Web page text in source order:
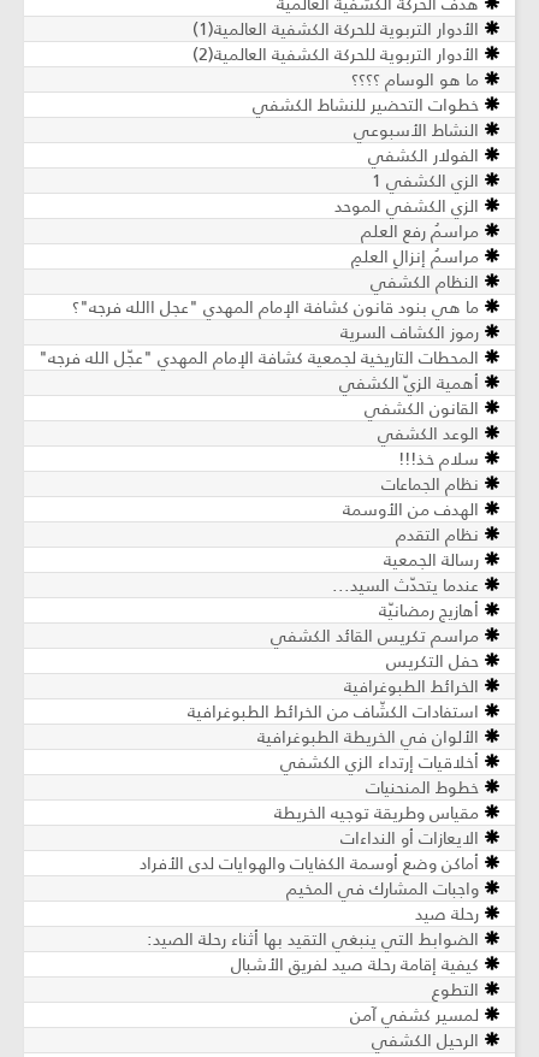
الأدوار التربوية للحركة الكشفية العالمية(1)
الأدوار التربوية للحركة الكشفية العالمية(2)
ما هو الوسام ؟؟؟؟
خطوات التحضير للنشاط الكشفي
النشاط الأسبوعي
الفولار الكشفي
الزي الكشفي 1
الزي الكشفي الموحد
مراسمُ رفعِ العلم
مراسمُ إنزالِ العلمِ
النظام الكشفي
ما هي بنود قانون كشافة الإمام المهدي "عجل االله فرجه"؟
رموز الكشاف السرية
المحطات التاريخية لجمعية كشافة الإمام المهدي "عجّل الله فرجه"
أهمية الزيّ الكشفي
القانون الكشفي
الوعد الكشفي
سلام خذ!!!
نظام الجماعات
الهدف من الأوسمة
نظام التقدم
رسالة الجمعية
عندما يتحدّث السيد...
أهازيج رمضانيّة
مراسم تكريس القائد الكشفي
حفل التكريس
الخرائط الطبوغرافية
استفادات الكشّاف من الخرائط الطبوغرافية
الألوان في الخريطة الطبوغرافية
أخلاقيات إرتداء الزي الكشفي
خطوط المنحنيات
مقياس وطريقة توجيه الخريطة
الايعازات أو النداءات
أماكن وضع أوسمة الكفايات والهوايات لدى الأفراد
واجبات المشارك في المخيم
رحلة صيد
الضوابط التي ينبغي التقيد بها أثناء رحلة الصيد:
كيفية إقامة رحلة صيد لفريق الأشبال
التطوع
لمسير كشفي آمن
الرحيل الكشفي